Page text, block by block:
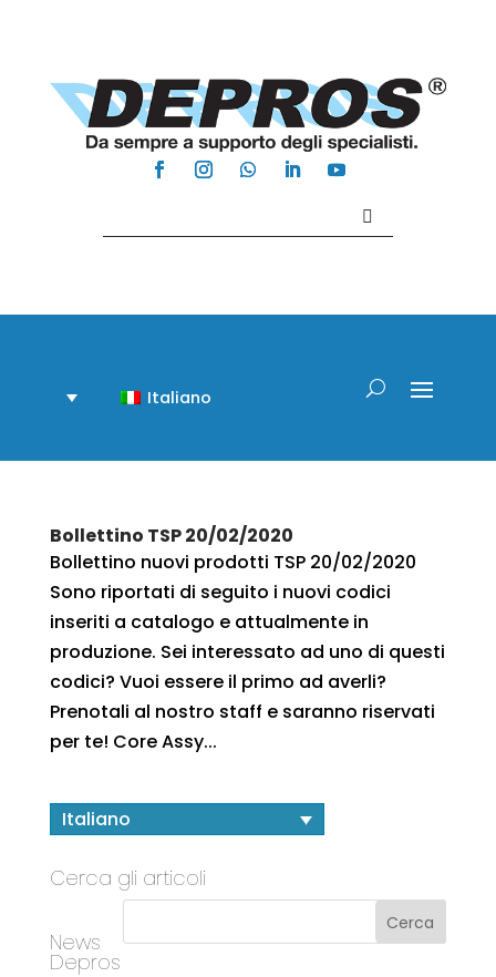
Italiano
Bollettino TSP 20/02/2020
Bollettino nuovi prodotti TSP 20/02/2020
Sono riportati di seguito i nuovi codici
inseriti a catalogo e attualmente in
produzione. Sei interessato ad uno di questi
codici? Vuoi essere il primo ad averli?
Prenotali al nostro staff e saranno riservati
per te! Core Assy...
Italiano
Cerca gli articoli
News
Depros